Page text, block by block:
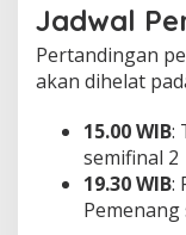
Jadwal
Pertandingan
akan dihelat
15.00 WIB:
semifinal 2
19.30 WIB: